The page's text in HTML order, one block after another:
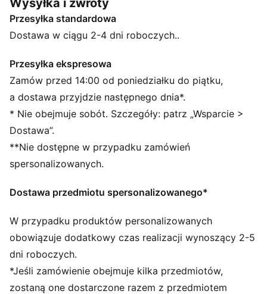
przywiązania i tradycji.
CECHY + KORZYŚCI
ODPROWADZANIE WILGOCI: Materiały z technologią
suchość i wygodę
Produkt wykonany w co najmniej 50% z materiałów
pochodzących z recyklingu.
SZCZEGÓŁY
Krój: Wąski
Materiał główny: Materiał dystansowy
Dekolt: Stójka
Długie rękawy
Wysyłka i zwroty
Przesyłka standardowa
Dostawa w ciągu 2-4 dni roboczych..
Przesyłka ekspresowa
Zamów przed 14:00 od poniedziałku do piątku,
a dostawa przyjdzie następnego dnia*.
* Nie obejmuje sobót. Szczegóły: patrz „Wsparcie >
Dostawa”.
**Nie dostępne w przypadku zamówień
spersonalizowanych.
Dostawa przedmiotu spersonalizowanego*
W przypadku produktów personalizowanych
obowiązuje dodatkowy czas realizacji wynoszący 2-5
dni roboczych.
*Jeśli zamówienie obejmuje kilka przedmiotów,
zostaną one dostarczone razem z przedmiotem